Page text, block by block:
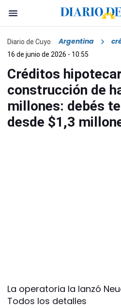
Diario de Cuyo Argentina
16 de junio de 2026 - 10:55
Créditos
construcción de
millones: debés
desde $1,3
La operatoria la lanzó
Todos los detalles